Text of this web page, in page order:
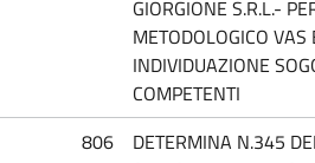
GIORGIONE S.R.L.-
METODOLOGICO VAS
INDIVIDUAZIONE
COMPETENTI
806
DETERMINA N.345